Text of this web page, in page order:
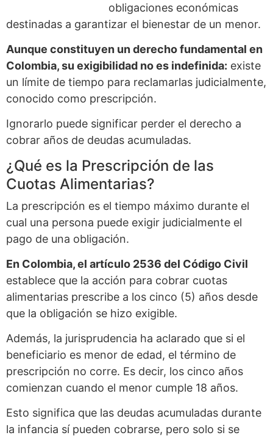
obligaciones económicas
destinadas a garantizar el bienestar de un menor.
Aunque constituyen un derecho fundamental en
Colombia, su exigibilidad no es indefinida: existe
un límite de tiempo para reclamarlas judicialmente,
conocido como prescripción.
Ignorarlo puede significar perder el derecho a
cobrar años de deudas acumuladas.
¿Qué es la Prescripción de las
Cuotas Alimentarias?
La prescripción es el tiempo máximo durante el
cual una persona puede exigir judicialmente el
pago de una obligación.
En Colombia, el artículo 2536 del Código Civil
establece que la acción para cobrar cuotas
alimentarias prescribe a los cinco (5) años desde
que la obligación se hizo exigible.
Además, la jurisprudencia ha aclarado que si el
beneficiario es menor de edad, el término de
prescripción no corre. Es decir, los cinco años
comienzan cuando el menor cumple 18 años.
Esto significa que las deudas acumuladas durante
la infancia sí pueden cobrarse, pero solo si se